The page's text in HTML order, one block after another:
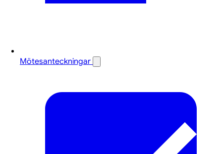
Mötesanteckningar